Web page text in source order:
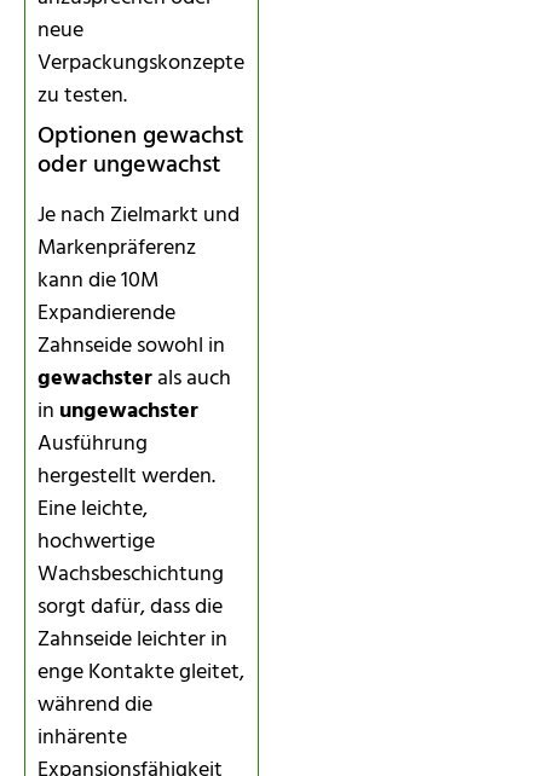
neue
Verpackungskonzepte
zu testen.
Optionen gewachst
oder ungewachst
Je nach Zielmarkt und
Markenpräferenz
kann die 10M
Expandierende
Zahnseide sowohl in
gewachsterals auch
in ungewachster
Ausführung
hergestellt werden.
Eine leichte,
hochwertige
Wachsbeschichtung
sorgt dafür, dass die
Zahnseide leichter in
enge Kontakte gleitet,
während die
inhärente